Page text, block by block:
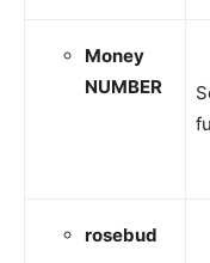
Money
NUMBER
rosebud